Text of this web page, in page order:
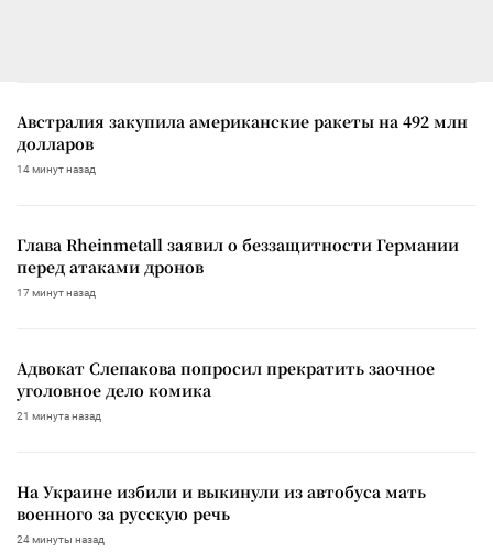
Австралия закупила американские ракеты на 492 млн
долларов
14 минут назад
Глава Rheinmetall заявил о беззащитности Германии
перед атаками дронов
17 минут назад
Адвокат Слепакова попросил прекратить заочное
уголовное дело комика
21 минута назад
На Украине избили и выкинули из автобуса мать
военного за русскую речь
24 минуты назад